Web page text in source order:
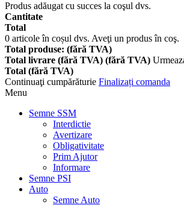
Produs adăugat cu succes la coşul dvs.
Cantitate
Total
0 articole în coșul dvs. Aveţi un produs în coş.
Total produse: (fără TVA)
Total livrare (fără TVA) (fără TVA)
Total (fără TVA)
Continuaţi cumpărăturie Finalizați comanda
Menu
Semne SSM
Interdictie
Avertizare
Obligativitate
Prim Ajutor
Informare
Semne PSI
Auto
Semne Auto